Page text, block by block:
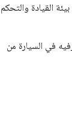
القيادة والتحكم
في السيارة من